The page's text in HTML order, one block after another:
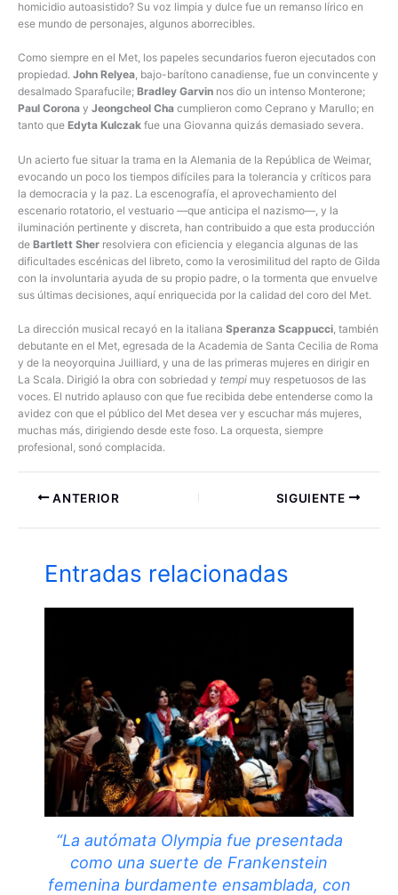
homicidio autoasistido? Su voz limpia y dulce fue un remanso lírico en
ese mundo de personajes, algunos aborrecibles.
Como siempre en el Met, los papeles secundarios fueron ejecutados con
propiedad. John Relyea, bajo-barítono canadiense, fue un convincente y
desalmado Sparafucile; Bradley Garvin nos dio un intenso Monterone;
Paul Corona y Jeongcheol Cha cumplieron como Ceprano y Marullo; en
tanto que Edyta Kulczak fue una Giovanna quizás demasiado severa.
Un acierto fue situar la trama en la Alemania de la República de Weimar,
evocando un poco los tiempos difíciles para la tolerancia y críticos para
la democracia y la paz. La escenografía, el aprovechamiento del
escenario rotatorio, el vestuario —que anticipa el nazismo—, y la
iluminación pertinente y discreta, han contribuido a que esta producción
de Bartlett Sher resolviera con eficiencia y elegancia algunas de las
dificultades escénicas del libreto, como la verosimilitud del rapto de Gilda
con la involuntaria ayuda de su propio padre, o la tormenta que envuelve
sus últimas decisiones, aquí enriquecida por la calidad del coro del Met.
La dirección musical recayó en la italiana Speranza Scappucci , también
debutante en el Met, egresada de la Academia de Santa Cecilia de Roma
y de la neoyorquina Juilliard, y una de las primeras mujeres en dirigir en
La Scala. Dirigió la obra con sobriedad y tempi muy respetuosos de las
voces. El nutrido aplauso con que fue recibida debe entenderse como la
avidez con que el público del Met desea ver y escuchar más mujeres,
muchas más, dirigiendo desde este foso. La orquesta, siempre
profesional, sonó complacida.
ANTERIOR SIGUIENTE
Entradas relacionadas
“La autómata Olympia fue presentada
como una suerte de Frankenstein
femenina burdamente ensamblada, con